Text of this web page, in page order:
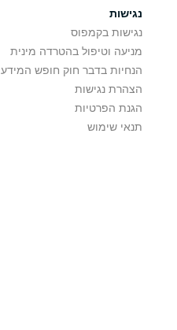
נגישות
נגישות בקמפוס
מניעה וטיפול בהטרדה מינית
הנחיות בדבר חוק חופש המידע
הצהרת נגישות
הגנת הפרטיות
תנאי שימוש